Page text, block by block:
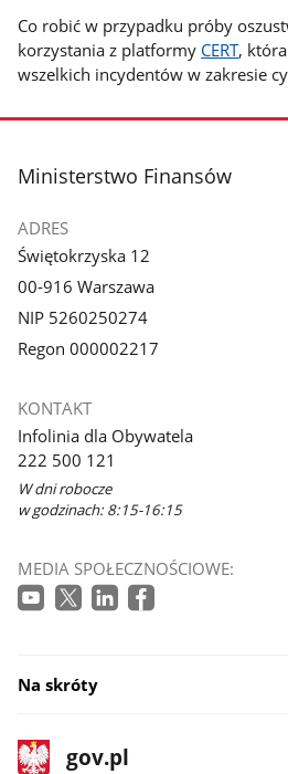
Co robić w przypadku próby
korzystania z platformy CERT, która
wszelkich incydentów w zakresie
stopka
Ministerstwo Finansów
ADRES
Świętokrzyska 12
00-916 Warszawa
NIP 5260250274
Regon 000002217
KONTAKT
Infolinia dla Obywatela
222 500 121
W dni robocze
w godzinach: 8:15-16:15
MEDIA SPOŁECZNOŚCIOWE:
Na skróty
stopkaStrona
gov.pl